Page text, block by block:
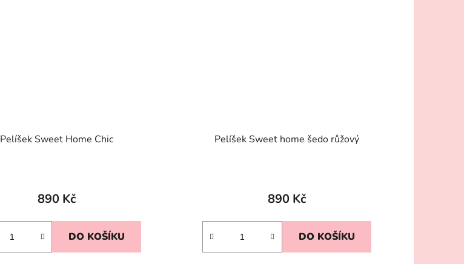
Pelíšek Sweet Home Chic
hodnocení
je
4,3
890 Kč
DO KOŠÍKU
Pelíšek Sweet home šedo růžový
890 Kč
DO KOŠÍKU